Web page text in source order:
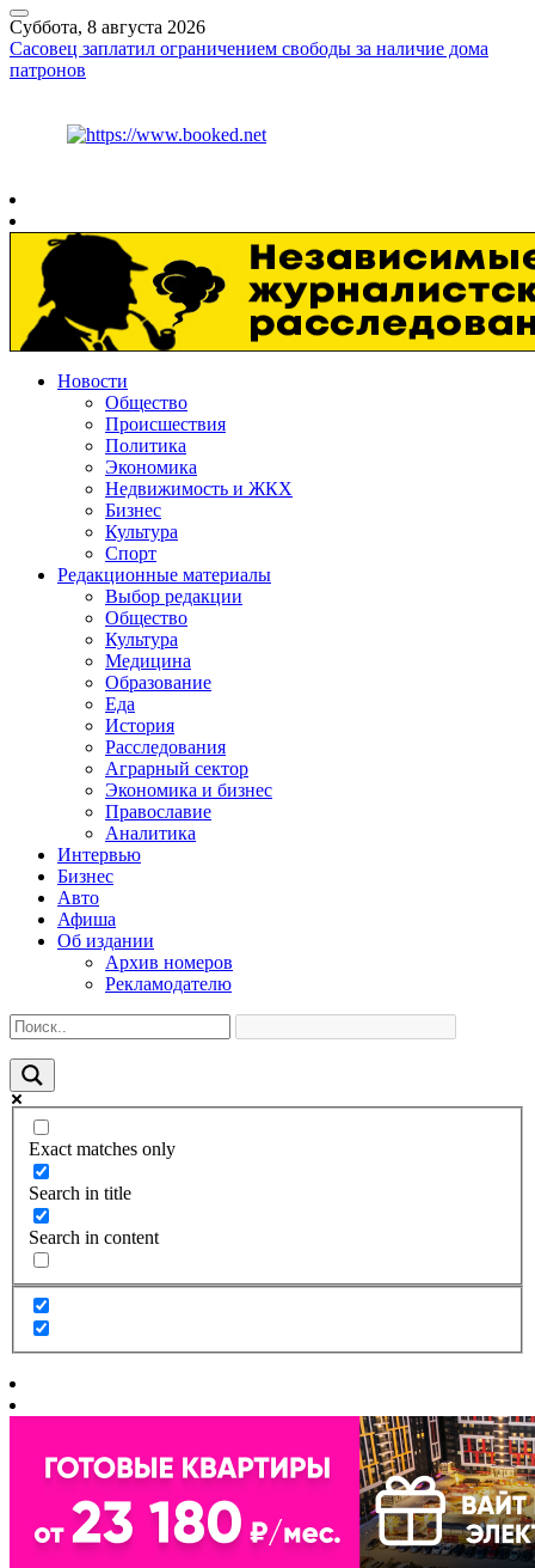
Суббота, 8 августа 2026
Сасовец заплатил ограничением свободы за наличие дома
патронов
Новости
Общество
Происшествия
Политика
Экономика
Недвижимость и ЖКХ
Бизнес
Культура
Спорт
Редакционные материалы
Выбор редакции
Общество
Культура
Медицина
Образование
Еда
История
Расследования
Аграрный сектор
Экономика и бизнес
Православие
Аналитика
Интервью
Бизнес
Авто
Афиша
Об издании
Архив номеров
Рекламодателю
Exact matches only
Search in title
Search in content